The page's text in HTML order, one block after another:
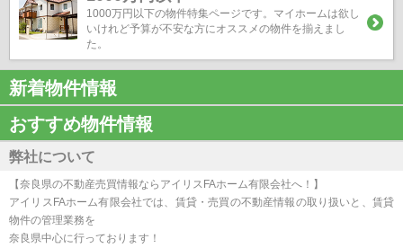
1000万円以下の物件特集ページです。マイホームは欲し
いけれど予算が不安な方にオススメの物件を揃えまし
た。
新着物件情報
おすすめ物件情報
弊社について
【奈良県の不動産売買情報ならアイリスFAホーム有限会社へ！】
アイリスFAホーム有限会社では、賃貸・売買の不動産情報の取り扱いと、賃貸
物件の管理業務を
奈良県中心に行っております！